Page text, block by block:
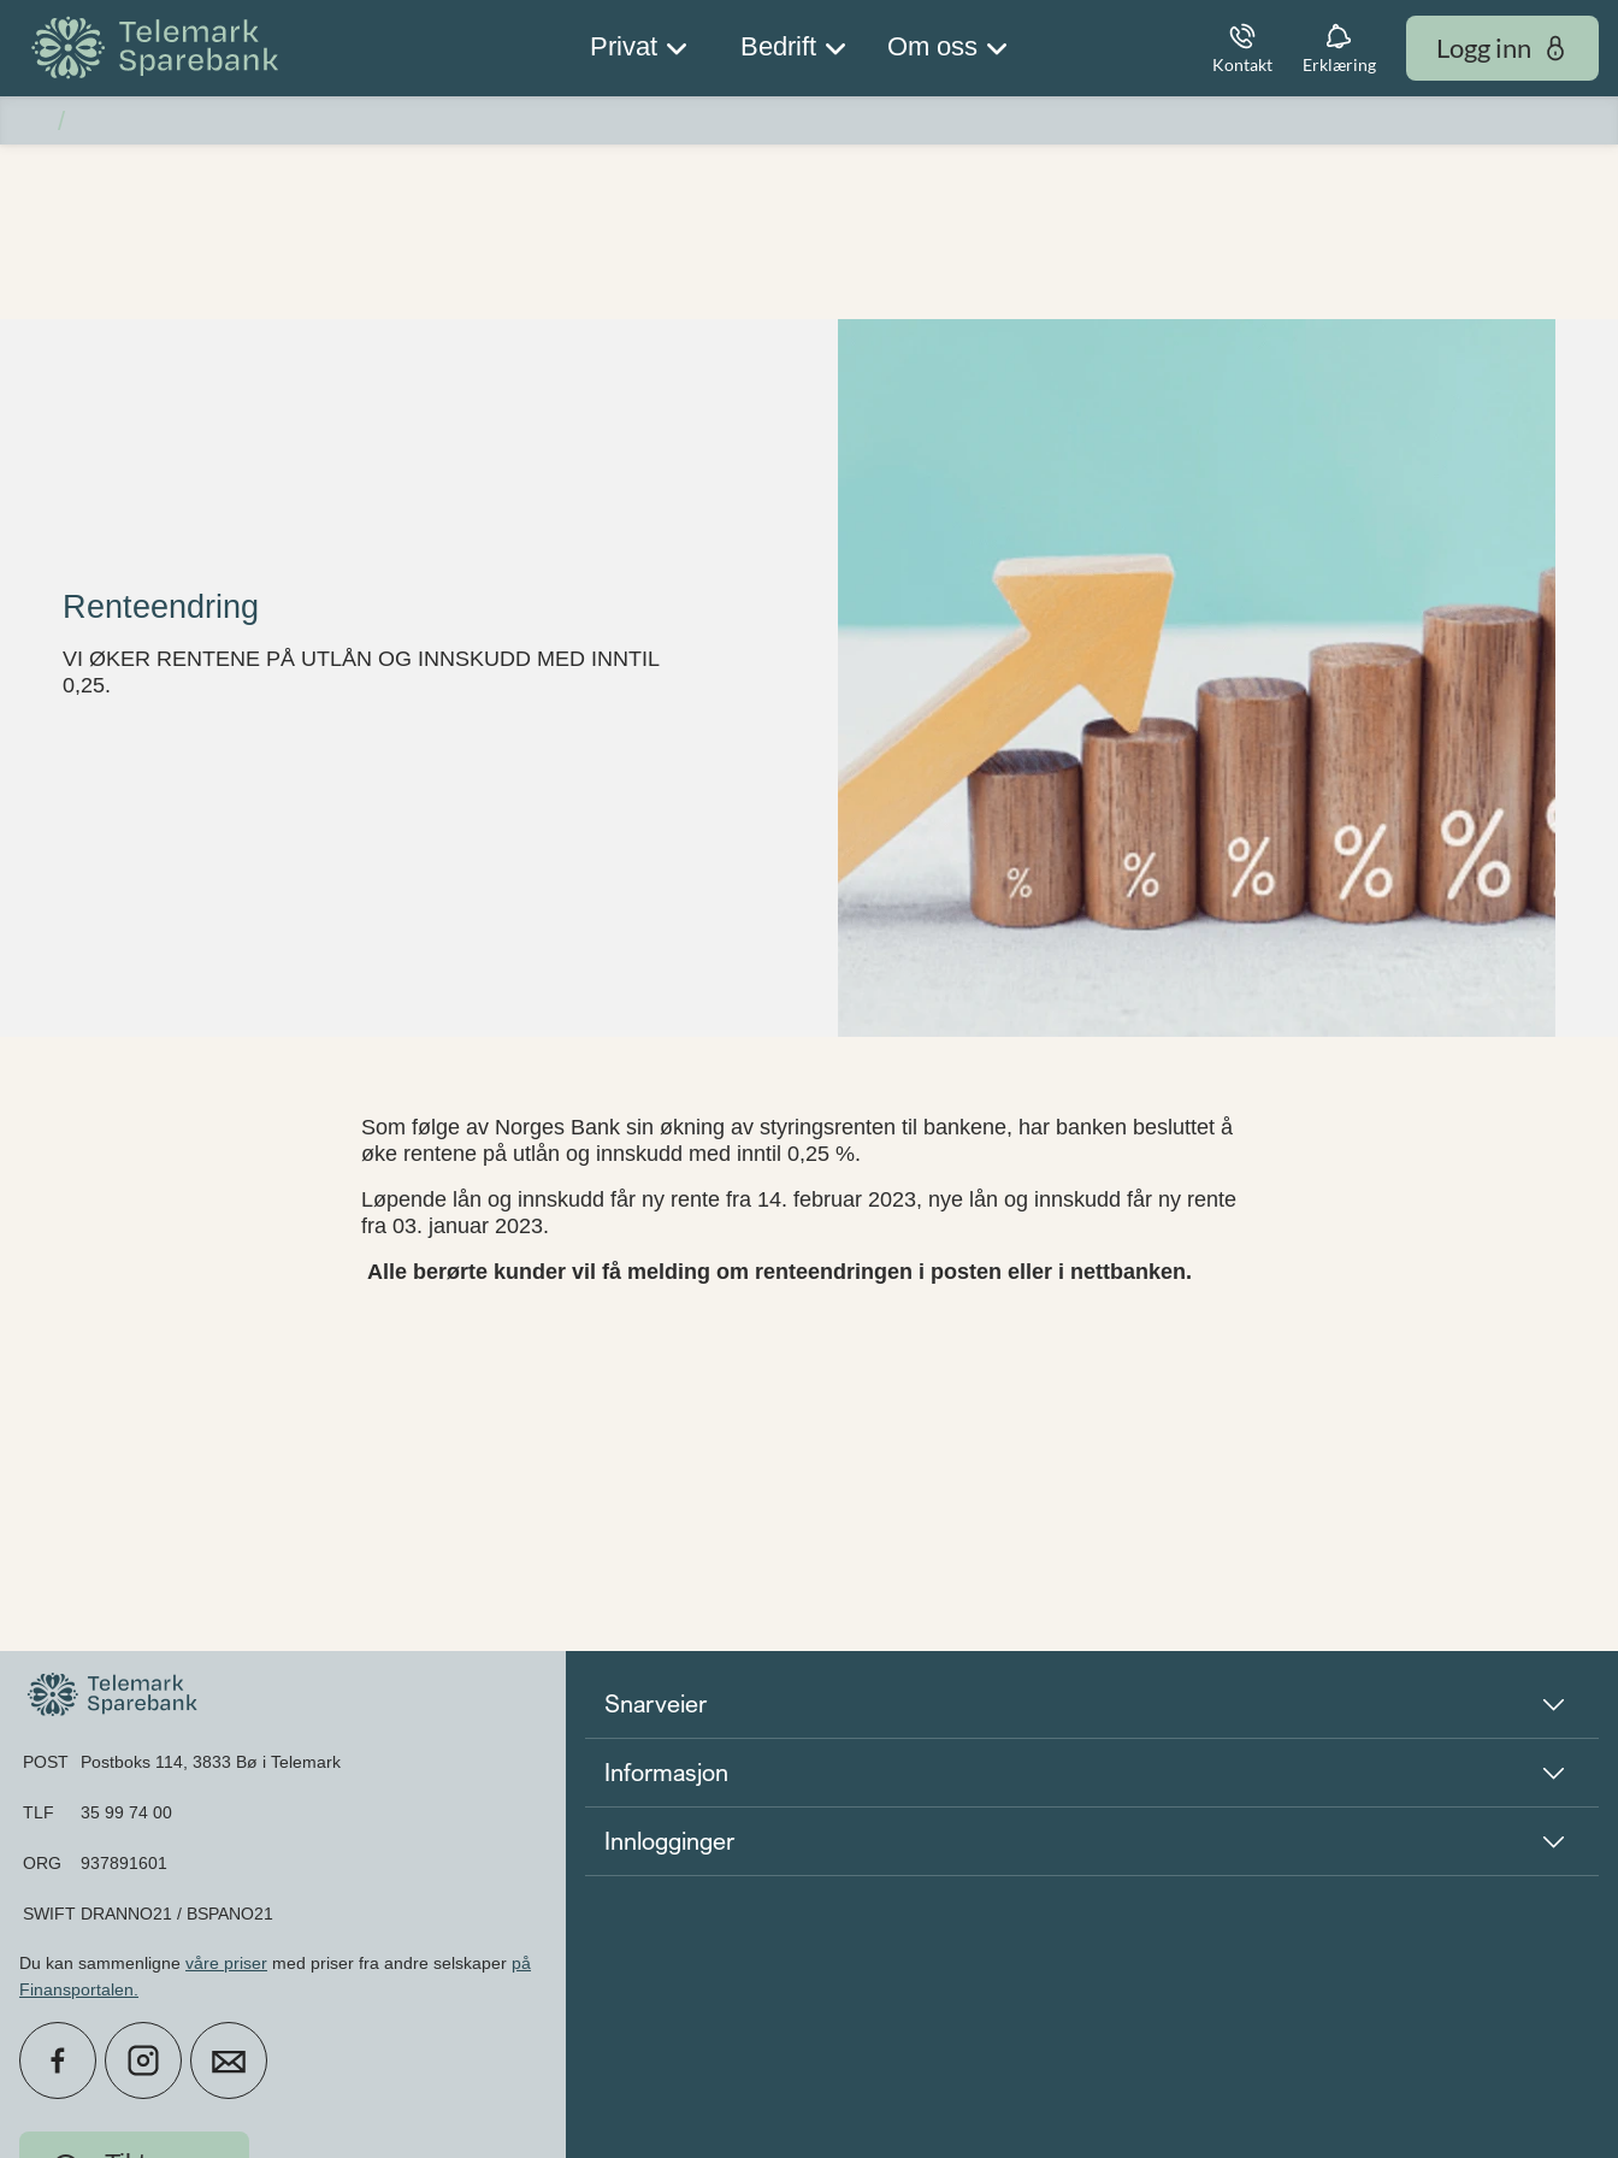
Privat Bedrift Om oss
Kontakt Erklæring
Logg inn
Renteendring
VI ØKER RENTENE PÅ UTLÅN OG INNSKUDD MED INNTIL
0,25.
Som følge av Norges Bank sin økning av styringsrenten til bankene, har banken besluttet å
øke rentene på utlån og innskudd med inntil 0,25 %.
Løpende lån og innskudd får ny rente fra 14. februar 2023, nye lån og innskudd får ny rente
fra 03. januar 2023.
Alle berørte kunder vil få melding om renteendringen i posten eller i nettbanken.
Snarveier
Informasjon
Innlogginger
POST Postboks 114, 3833 Bø i Telemark
TLF 35 99 74 00
ORG 937891601
SWIFT DRANNO21 / BSPANO21
Du kan sammenlignevåre priser med priser fra andre selskaper på
Finansportalen